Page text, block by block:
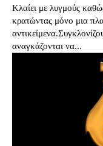
Κλαίει με λυγμούς
κρατώντας μόνο μια
αναγκάζονται να...